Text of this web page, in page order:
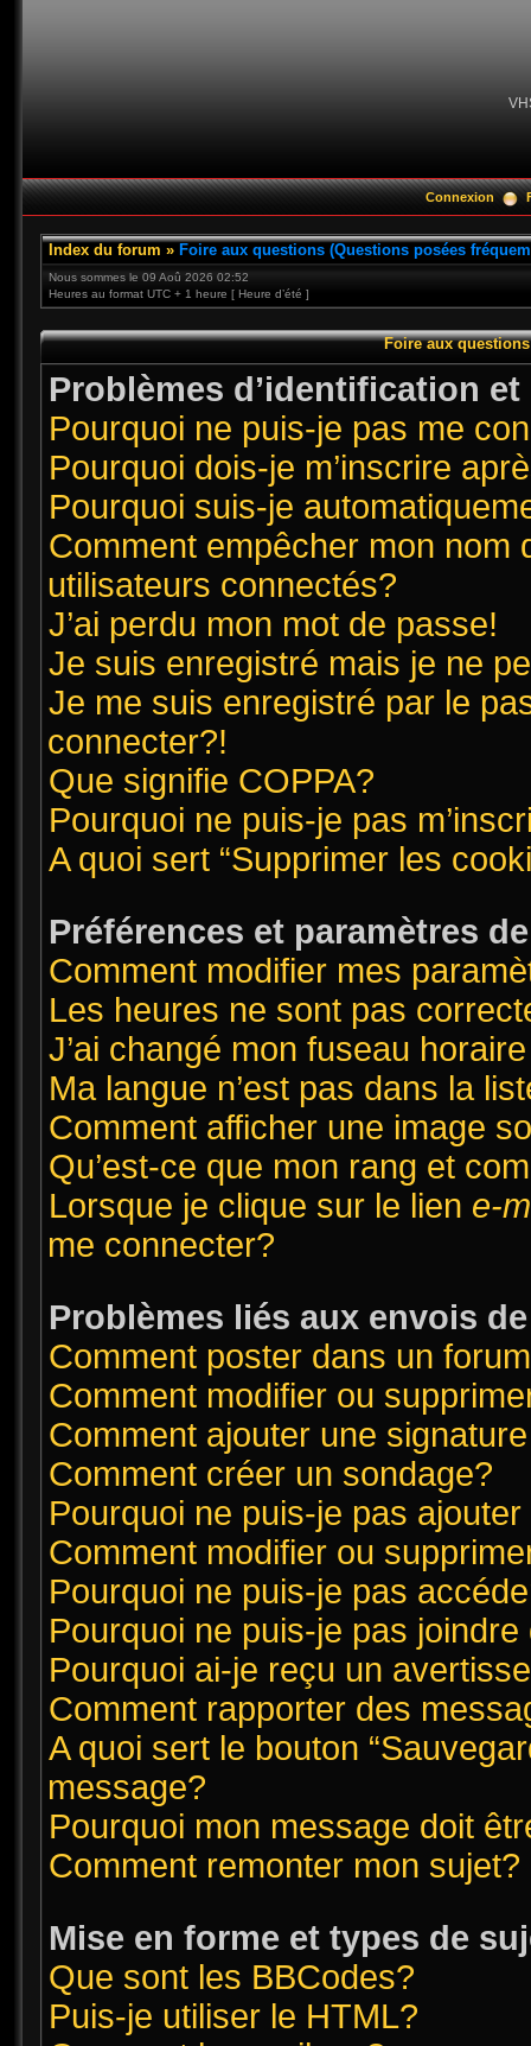
Connexion
Index du forum » Foire aux questions (Questions posées
Nous sommes le 09 Aoû 2026 02:52
Heures au format UTC + 1 heure [ Heure d’été ]
Foire aux
Problèmes d’identification
Pourquoi ne puis-je pas me
Pourquoi dois-je m’inscrire
Pourquoi suis-je
Comment empêcher mon nom
utilisateurs connectés?
J’ai perdu mon mot de passe!
Je suis enregistré mais je ne
Je me suis enregistré par le
connecter?!
Que signifie COPPA?
Pourquoi ne puis-je pas
A quoi sert “Supprimer les
Préférences et paramètres
Comment modifier mes
Les heures ne sont pas
J’ai changé mon fuseau
Ma langue n’est pas dans la
Comment afficher une image
Qu’est-ce que mon rang et
Lorsque je clique sur le lien e-
me connecter?
Problèmes liés aux envois
Comment poster dans un
Comment modifier ou
Comment ajouter une
Comment créer un sondage?
Pourquoi ne puis-je pas
Comment modifier ou
Pourquoi ne puis-je pas
Pourquoi ne puis-je pas
Pourquoi ai-je reçu un
Comment rapporter des
A quoi sert le bouton
message?
Pourquoi mon message doit
Comment remonter mon sujet?
Mise en forme et types de
Que sont les BBCodes?
Puis-je utiliser le HTML?